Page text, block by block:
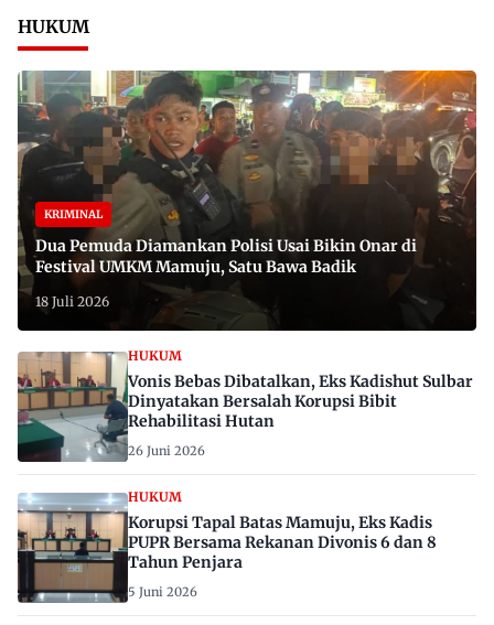
HUKUM
KRIMINAL
Dua Pemuda Diamankan Polisi Usai Bikin Onar di
Festival UMKM Mamuju, Satu Bawa Badik
18 Juli 2026
HUKUM
Vonis Bebas Dibatalkan, Eks Kadishut Sulbar
Dinyatakan Bersalah Korupsi Bibit
Rehabilitasi Hutan
26 Juni 2026
HUKUM
Korupsi Tapal Batas Mamuju, Eks Kadis
PUPR Bersama Rekanan Divonis 6 dan 8
Tahun Penjara
5 Juni 2026